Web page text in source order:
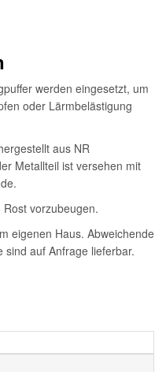
werden eingesetzt, um
oder Lärmbelästigung
aus NR
Metallteil ist versehen mit
vorzubeugen.
eigenen Haus. Abweichende
sind auf Anfrage lieferbar.